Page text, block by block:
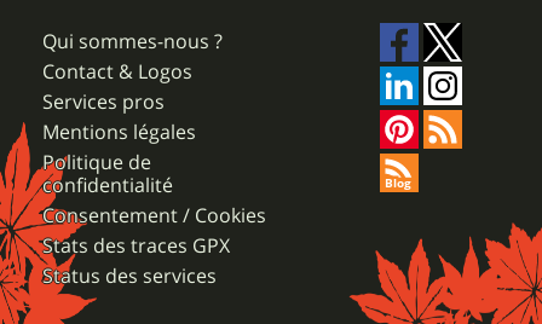
Qui sommes-nous ?
Contact & Logos
Services pros
Mentions légales
Politique de
confidentialité
Consentement / Cookies
Stats des traces GPX
Status des services